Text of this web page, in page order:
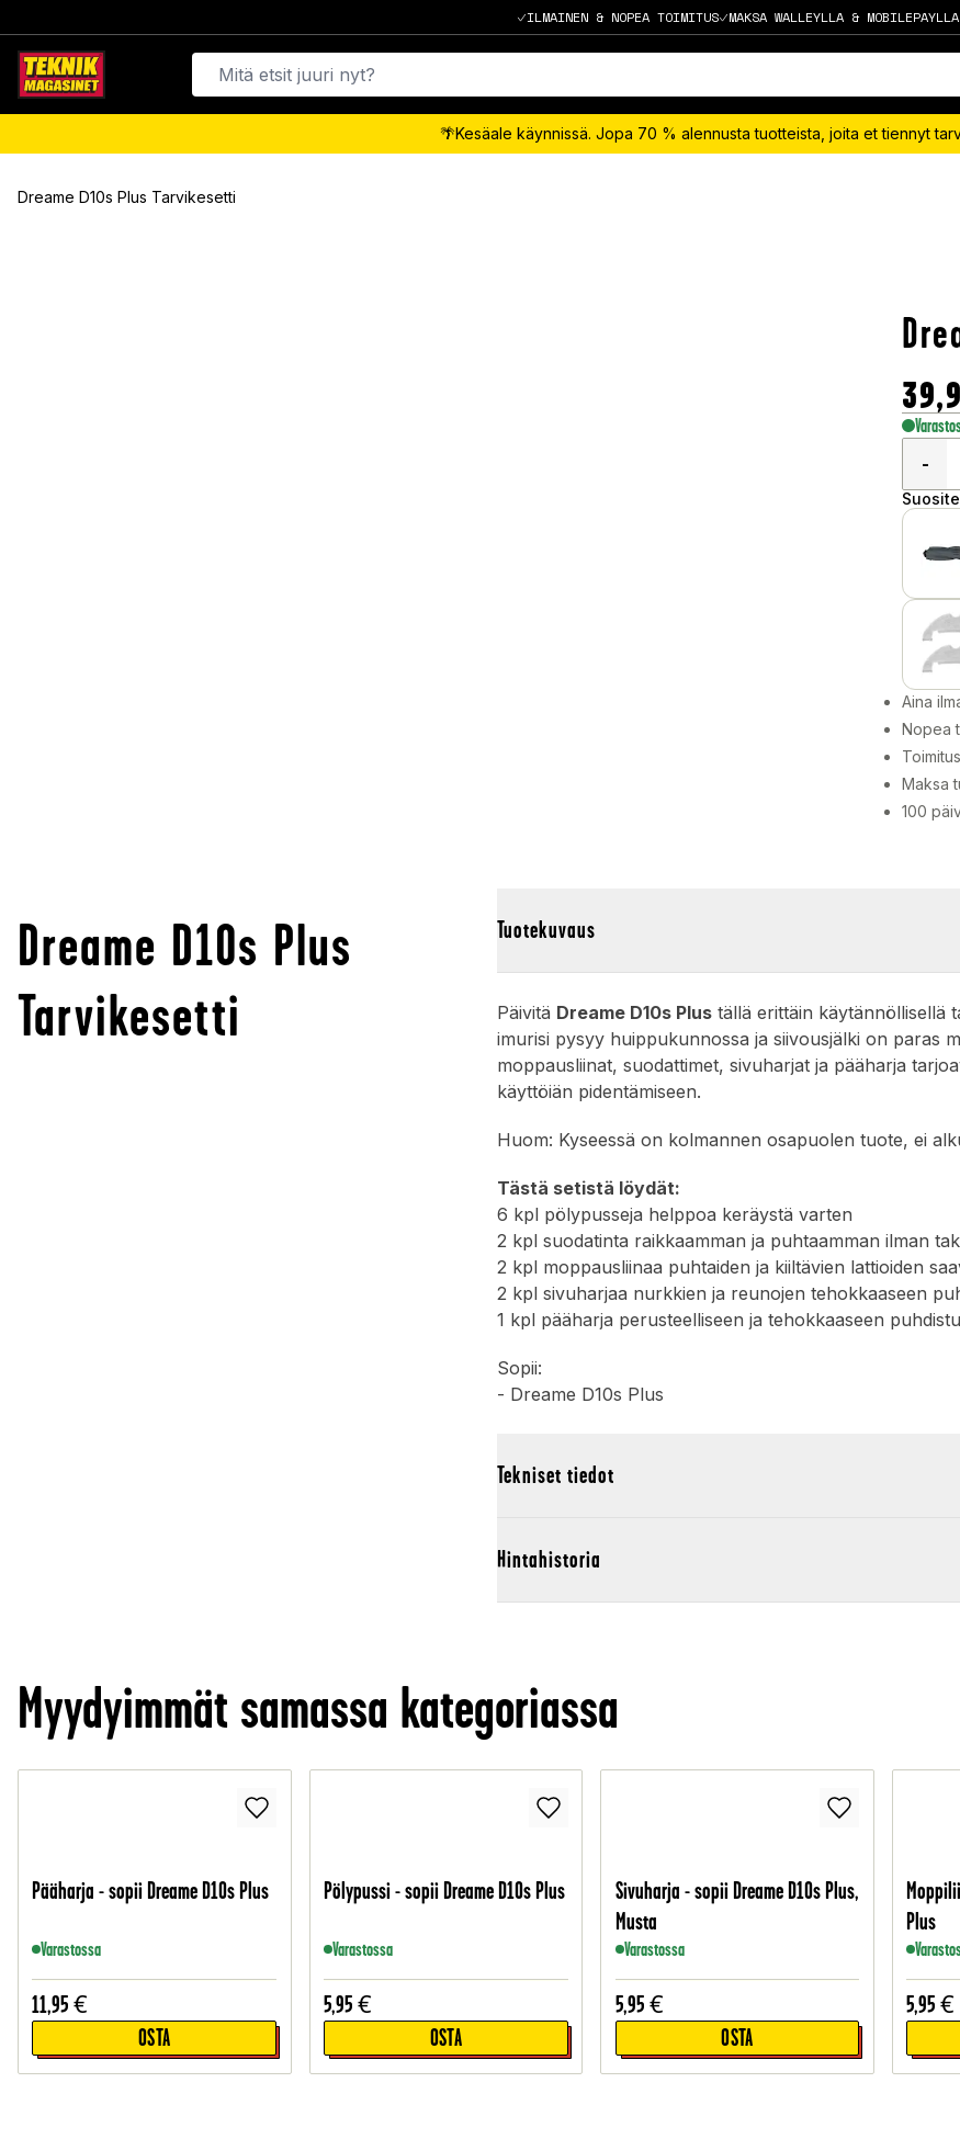
ILMAINEN & NOPEA TOIMITUS MAKSA WALLEYLLA & MOBILEPAYLLA
🌴Kesäale käynnissä. Jopa 70 % alennusta tuotteista, joita et tiennyt
Dreame D10s Plus Tarvikesetti
-
Aina
Nopea
Maksa
100
Dreame D10s Plus
Tarvikesetti
Tuotekuvaus
Päivitä Dreame D10s Plus tällä erittäin käytännöllisellä
imurisi pysyy huippukunnossa ja siivousjälki on paras
moppausliinat, suodattimet, sivuharjat ja pääharja
käyttöiän pidentämiseen.
Huom: Kyseessä on kolmannen osapuolen tuote, ei
Tästä setistä löydät:
6 kpl pölypusseja helppoa keräystä varten
2 kpl suodatinta raikkaamman ja puhtaamman ilman
2 kpl moppausliinaa puhtaiden ja kiiltävien lattioiden
2 kpl sivuharjaa nurkkien ja reunojen tehokkaaseen
1 kpl pääharja perusteelliseen ja tehokkaaseen
Sopii:
- Dreame D10s Plus
Tekniset tiedot
Hintahistoria
Myydyimmät samassa kategoriassa
Pääharja - sopii Dreame D10s Plus
Varastossa
11,95 €
OSTA
Pölypussi - sopii Dreame D10s Plus
Varastossa
5,95 €
OSTA
Sivuharja - sopii Dreame D10s Plus,
Musta
Varastossa
5,95 €
OSTA
Plus
5,95 €